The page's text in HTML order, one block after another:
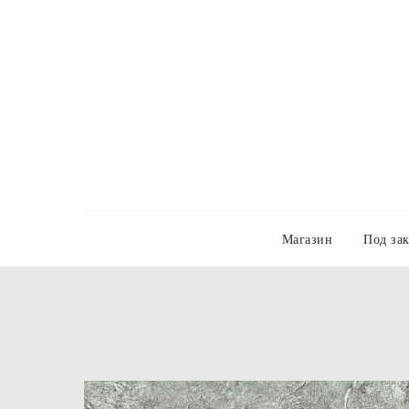
Магазин Под